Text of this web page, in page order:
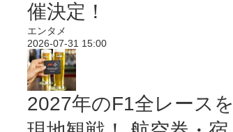
催決定！
エンタメ
2026-07-31 15:00
2027年のF1全レースを